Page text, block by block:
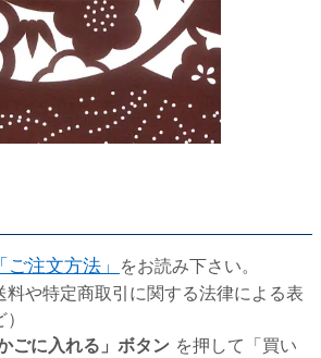
「ご注文方法」 をお読み下さい。
料や特定商取引に関する法律による表
かごに入れる」ボタン を押して「買い